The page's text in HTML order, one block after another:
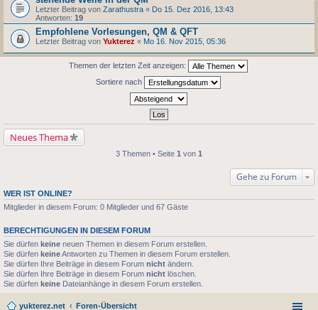
Letzter Beitrag von Zarathustra « Do 15. Dez 2016, 13:43
Antworten: 19
Empfohlene Vorlesungen, QM & QFT
Letzter Beitrag von Yukterez « Mo 16. Nov 2015, 05:36
Themen der letzten Zeit anzeigen:
Sortiere nach
Neues Thema
3 Themen • Seite 1 von 1
Gehe zu Forum
WER IST ONLINE?
Mitglieder in diesem Forum: 0 Mitglieder und 67 Gäste
BERECHTIGUNGEN IN DIESEM FORUM
Sie dürfen keine neuen Themen in diesem Forum erstellen.
Sie dürfen keineAntworten zu Themen in diesem Forum erstellen.
Sie dürfen Ihre Beiträge in diesem Forum nicht ändern.
Sie dürfen Ihre Beiträge in diesem Forum nicht löschen.
Sie dürfen keine Dateianhänge in diesem Forum erstellen.
yukterez.net Foren-Übersicht